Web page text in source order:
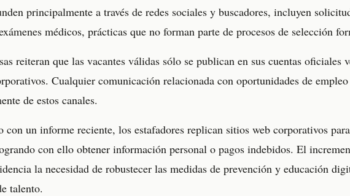
principalmente a través de redes sociales y buscadores, incluyen
médicos, prácticas que no forman parte de procesos de selección
reiteran que las vacantes válidas sólo se publican en sus cuentas oficiales
Cualquier comunicación relacionada con oportunidades de
de estos canales.
con un informe reciente, los estafadores replican sitios web corporativos
con ello obtener información personal o pagos indebidos. El
la necesidad de robustecer las medidas de prevención y educación
talento.